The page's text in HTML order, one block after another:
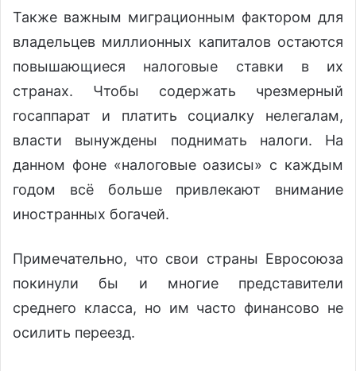
Также важным миграционным фактором для
владельцев миллионных капиталов остаются
повышающиеся налоговые ставки в их
странах. Чтобы содержать чрезмерный
госаппарат и платить социалку нелегалам,
власти вынуждены поднимать налоги. На
данном фоне «налоговые оазисы» с каждым
годом всё больше привлекают внимание
иностранных богачей.
Примечательно, что свои страны Евросоюза
покинули бы и многие представители
среднего класса, но им часто финансово не
осилить переезд.